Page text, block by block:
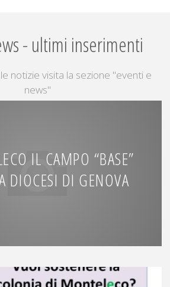
- ultimi inserimenti
notizie visita la sezione "eventi e
news"
IL CAMPO “BASE”
DIOCESI DI GENOVA